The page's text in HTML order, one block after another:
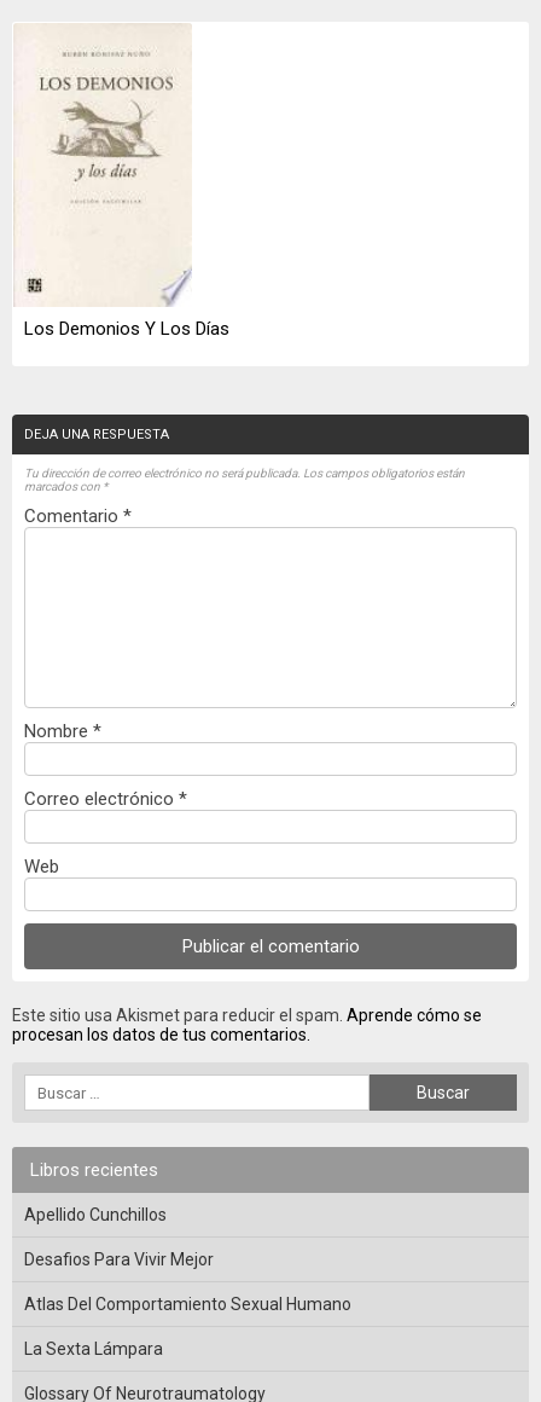
Los Demonios Y Los Días
DEJA UNA RESPUESTA
Tu dirección de correo electrónico no será publicada. Los campos obligatorios están
marcados con *
Comentario *
Nombre *
Correo electrónico *
Web
Este sitio usa Akismet para reducir el spam. Aprende cómo se
procesan los datos de tus comentarios.
Libros recientes
Apellido Cunchillos
Desafios Para Vivir Mejor
Atlas Del Comportamiento Sexual Humano
La Sexta Lámpara
Glossary Of Neurotraumatology